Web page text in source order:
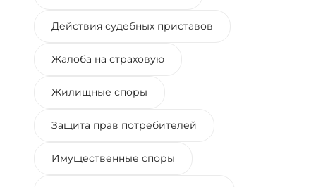
Действия судебных приставов
Жалоба на страховую
Жилищные споры
Защита прав потребителей
Имущественные споры